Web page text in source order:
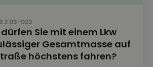
022
Sie mit einem Lkw
Gesamtmasse auf
höchstens fahren?